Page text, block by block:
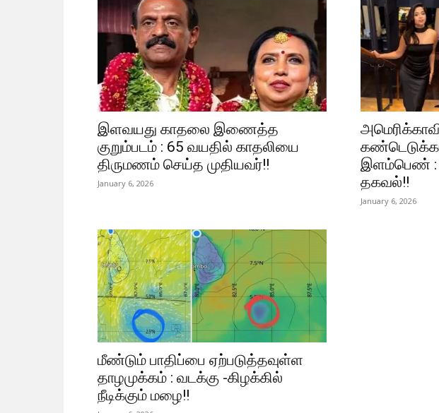
இளவயது காதலை இணைத்த
குறும்படம் : 65 வயதில் காதலியை
திருமணம் செய்த முதியவர்!!
January 6, 2026
இளம்பெண் :
தகவல்!!
January 6, 2026
மீண்டும் பாதிப்பை ஏற்படுத்தவுள்ள
தாழமுக்கம் : வடக்கு -கிழக்கில்
நீடிக்கும் மழை!!